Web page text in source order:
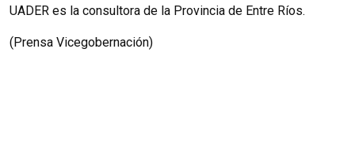
UADER es la consultora de la Provincia de Entre Ríos.
(Prensa Vicegobernación)